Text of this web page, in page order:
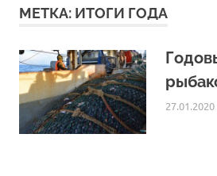
МЕТКА: ИТОГИ ГОДА
27.01.2020